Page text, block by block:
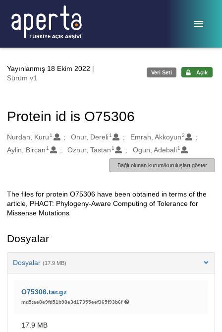
Yayınlanmış 18 Ekim 2022 |
Sürüm v1
Veri Seti Açık
Protein id is O75306
Oluşturanlar
Nurdan, Kuru 1 Onur, Dereli 1 Emrah, Akkoyun2
Aylin, Bircan 1 Oznur, Tastan 1 Ogun, Adebali 1
Bağlı olunan kurum/kuruluşları göster
Açıklama
The files for protein O75306 have been obtained in terms of the
article, PHACT: Phylogeny-Aware Computing of Tolerance for
Missense Mutations
Dosyalar
Dosyalar (17.9 MB)
O75306.tar.gz
md5:ae8e9fd51b98e3d17355eef365f93b6f
17.9 MB